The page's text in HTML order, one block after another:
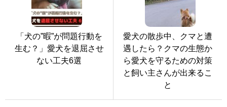
「犬の”暇”が問題行動を
生む？」愛犬を退屈させ
ない工夫6選
愛犬の散歩中、クマと遭
遇したら？クマの生態か
ら愛犬を守るための対策
と飼い主さんが出来るこ
と